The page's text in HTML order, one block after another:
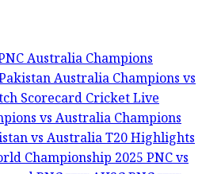
Australia Champions
Australia Champions vs
ScorecardCricket Live
vs Australia Champions
vs Australia T20 Highlights
Championship 2025PNC vs